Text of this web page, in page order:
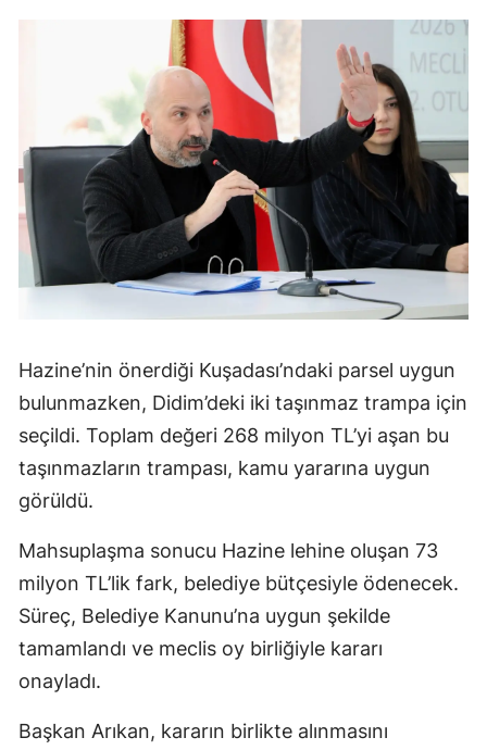
Hazine’nin önerdiği Kuşadası’ndaki parsel uygun
bulunmazken, Didim’deki iki taşınmaz trampa için
seçildi. Toplam değeri 268 milyon TL’yi aşan bu
taşınmazların trampası, kamu yararına uygun
görüldü.
Mahsuplaşma sonucu Hazine lehine oluşan 73
milyon TL’lik fark, belediye bütçesiyle ödenecek.
Süreç, Belediye Kanunu’na uygun şekilde
tamamlandı ve meclis oy birliğiyle kararı
onayladı.
Başkan Arıkan, kararın birlikte alınmasını